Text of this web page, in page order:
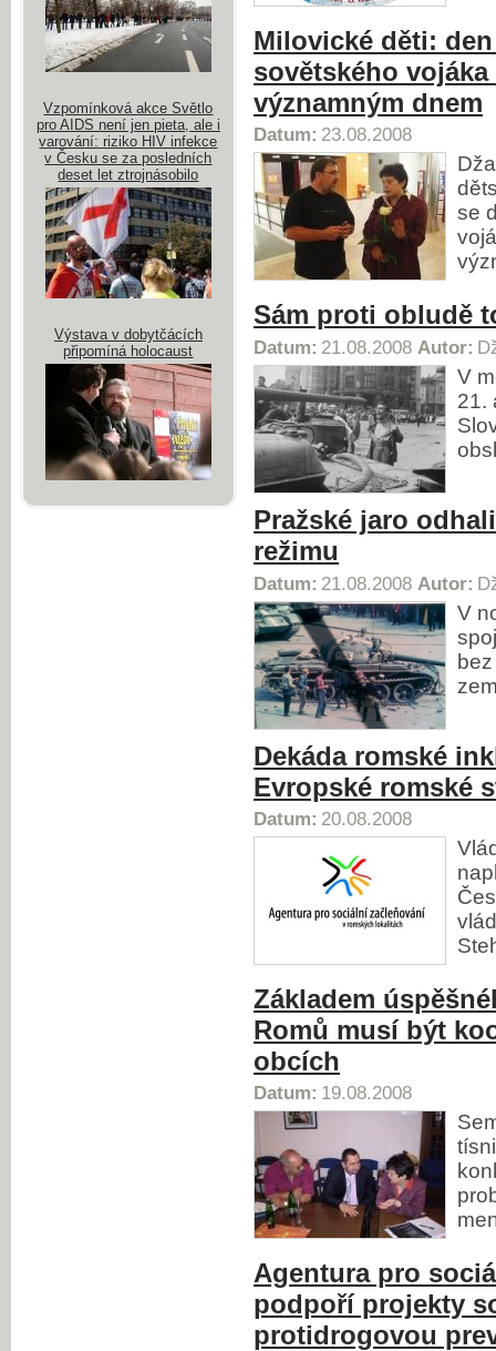
Milovické děti:
sovětského
významným dnem
Datum: 23.08.2008
se
Sám proti obludě
Datum: 21.08.2008 Autor:
V
21.
Pražské jaro
režimu
Datum: 21.08.2008 Autor:
V
Dekáda romské
Evropské romské
Datum: 20.08.2008
Základem
Romů musí být
obcích
Datum: 19.08.2008
Agentura pro
podpoří projekty
protidrogovou
Vzpomínková akce Světlo
pro AIDS není jen pieta, ale i
varování: riziko HIV infekce
v Česku se za posledních
deset let ztrojnásobilo
Výstava v dobytčácích
připomíná holocaust